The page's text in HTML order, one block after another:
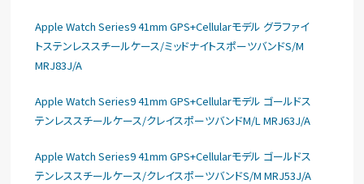
Apple Watch Series9 41mm GPS+Cellularモデル グラファイ
トステンレススチールケース/ミッドナイトスポーツバンドS/M
MRJ83J/A
Apple Watch Series9 41mm GPS+Cellularモデル ゴールドス
テンレススチールケース/クレイスポーツバンドM/L MRJ63J/A
Apple Watch Series9 41mm GPS+Cellularモデル ゴールドス
テンレススチールケース/クレイスポーツバンドS/M MRJ53J/A